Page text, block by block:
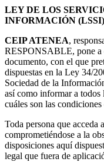
LEY DE LOS
INFORMACIÓN (LSSI)
CEIP ATENEA,
RESPONSABLE, pone a
documento, con el que
dispuestas en la Ley 34/
Sociedad de la
así como informar a todos
cuáles son las condiciones
Toda persona que acceda
comprometiéndose a la
disposiciones aquí
legal que fuera de